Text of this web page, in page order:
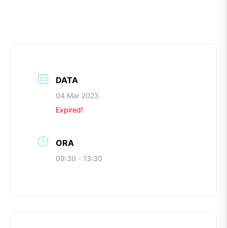
DATA
04 Mar 2023
Expired!
ORA
09:30 - 13:30